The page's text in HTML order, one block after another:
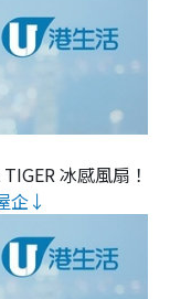
冰感風扇！
企↓